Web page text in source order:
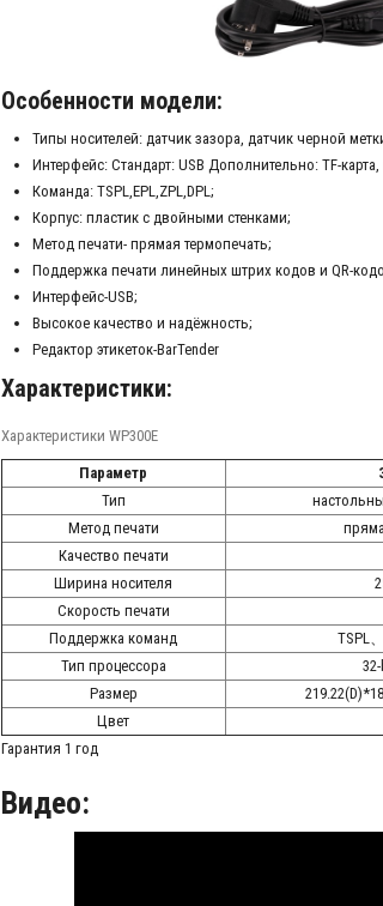
Особенности модели:
Типы носителей: датчик зазора, датчик черной
Интерфейс: Стандарт: USB Дополнительно: TF-
Команда: TSPL,EPL,ZPL,DPL;
Корпус: пластик с двойными стенками;
Метод печати- прямая термопечать;
Поддержка печати линейных штрих кодов и QR-
Интерфейс-USB;
Высокое качество и надёжность;
Редактор этикеток-BarTender
Характеристики:
Характеристики WP300E
Параметр
Тип
Метод печати
Качество печати
Ширина носителя
Скорость печати
Поддержка команд
TSPL
Тип процессора
Размер
Цвет
Гарантия 1 год
Видео: